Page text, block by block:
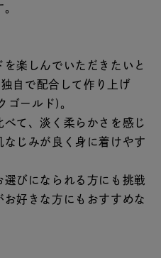
～
～
楽しんでいただきたいと
自で配合して作り上げ
ゴールド)。
て、淡く柔らかさを感じ
じみが良く身に着けやす
びになられる方にも挑戦
お好きな方にもおすすめな